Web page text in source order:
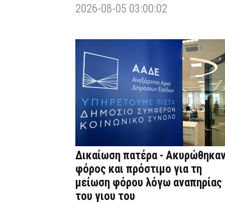
2026-08-05 03:00:02
Δικαίωση πατέρα -
φόρος και πρόστιμο για τη
μείωση φόρου λόγω αναπηρίας
του γιου του